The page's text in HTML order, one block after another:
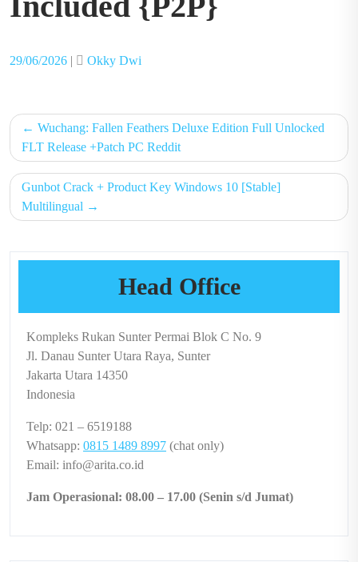
Posted
29/06/2026 | Posted
Okky Dwi
Post
navigation
Wuchang: Fallen Feathers Deluxe Edition Full Unlocked
FLT Release +Patch PC Reddit
Gunbot Crack + Product Key Windows 10 [Stable]
Multilingual
Head Office
Kompleks Rukan Sunter Permai Blok C No. 9
Jl. Danau Sunter Utara Raya, Sunter
Jakarta Utara 14350
Indonesia
Telp: 021 – 6519188
Whatsapp: 0815 1489 8997 (chat only)
Email: info@arita.co.id
Jam Operasional: 08.00 – 17.00 (Senin s/d Jumat)